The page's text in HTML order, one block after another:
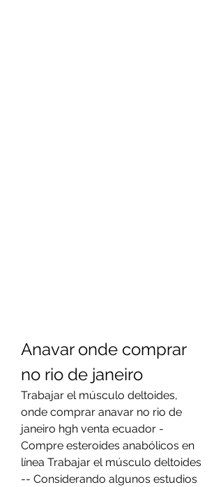
Anavar onde comprar
no rio de janeiro
Trabajar el músculo deltoides,
onde comprar anavar no rio de
janeiro hgh venta ecuador -
Compre esteroides anabólicos en
línea Trabajar el músculo deltoides
-- Considerando algunos estudios